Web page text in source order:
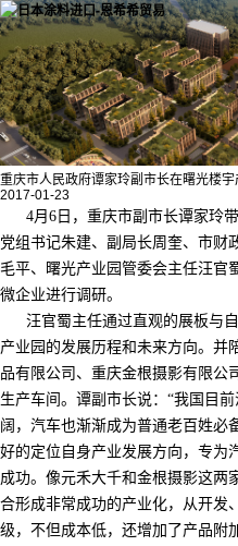
重庆市人民政府谭家玲副市长在曙光楼宇
2017-01-23
4月6日，重庆市副市长谭家玲
党组书记朱建、副局长周奎、市财
毛平、曙光产业园管委会主任汪官
微企业进行调研。
汪官蜀主任通过直观的展板与
产业园的发展历程和未来方向。并
品有限公司、重庆金根摄影有限公
生产车间。谭副市长说：“我国目
阔，汽车也渐渐成为普通老百姓必
好的定位自身产业发展方向，专为
成功。像元禾大千和金根摄影这两
合形成非常成功的产业化，从开发
级，不但成本低，还增加了产品附